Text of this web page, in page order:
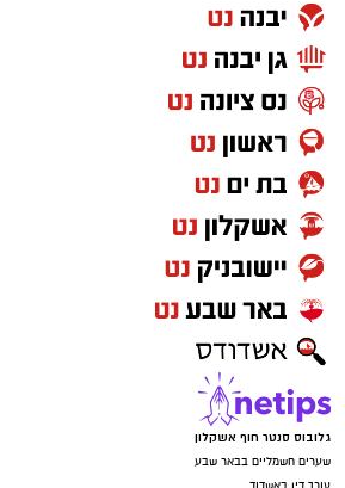
גלובוס סנטר חוף אשקלון
שערים חשמליים בבאר שבע